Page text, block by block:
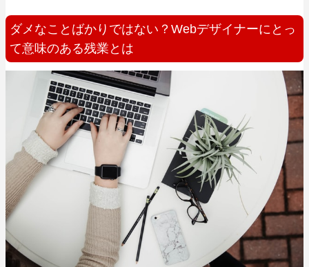
ダメなことばかりではない？Webデザイナーにとっ
て意味のある残業とは